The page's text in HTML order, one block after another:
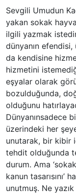
Sevgili Umudun
yakan sokak
ilgili yazmak
dünyanın efendisi,
da kendisine
hizmetini
eşyalar olarak
bozulduğunda,
olduğunu
Dünyanınsadece
üzerindeki her
unutarak, bir kibir
tehdit olduğunda
durum. Ama
kanun tasarısını’
unutmuş. Ne